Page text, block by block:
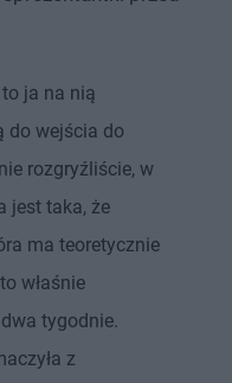
ja na nią
do wejścia do
rozgryźliście, w
jest taka, że
ma teoretycznie
właśnie
tygodnie.
z